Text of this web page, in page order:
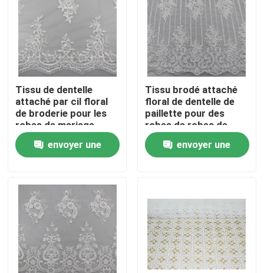
Maison
Produits
Au sujet de nous
Visite d'usine
Tissu de dentelle
attaché par cil floral
de broderie pour les
robes de mariage
nuptiales
envoyer une
Tissu brodé attaché
floral de dentelle de
paillette pour des
robes de robes de
mariée
envoyer une